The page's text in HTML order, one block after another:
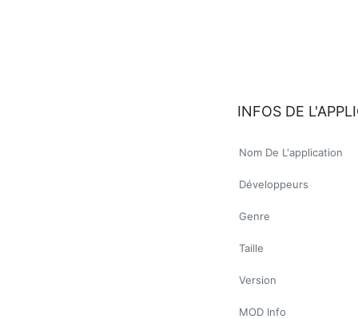
INFOS DE
Nom De L'application
Développeurs
Genre
Taille
Version
MOD Info